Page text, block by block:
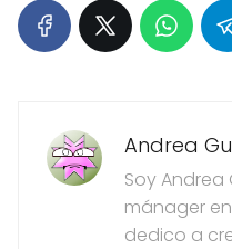
Andrea
Soy
mánager
dedico a